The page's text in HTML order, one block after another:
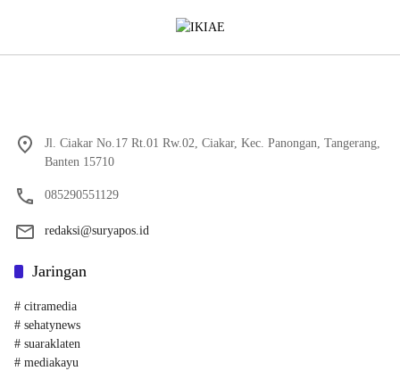
Jl. Ciakar No.17 Rt.01 Rw.02, Ciakar, Kec. Panongan, Tangerang,
Banten 15710
085290551129
redaksi@suryapos.id
Jaringan
# citramedia
# sehatynews
# suaraklaten
# mediakayu